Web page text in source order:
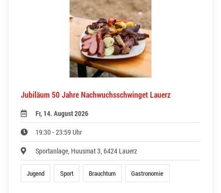
Jubiläum 50 Jahre Nachwuchsschwinget Lauerz
Fr, 14. August 2026
19:30 - 23:59 Uhr
Sportanlage, Huusmat 3, 6424 Lauerz
Jugend Sport Brauchtum Gastronomie